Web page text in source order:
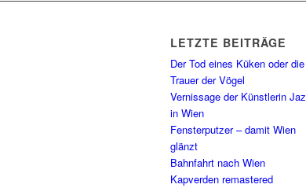
LETZTE BEITRÄGE
Der Tod eines Küken oder die
Trauer der Vögel
Vernissage der Künstlerin Jaz
in Wien
Fensterputzer – damit Wien
glänzt
Bahnfahrt nach Wien
Kapverden remastered